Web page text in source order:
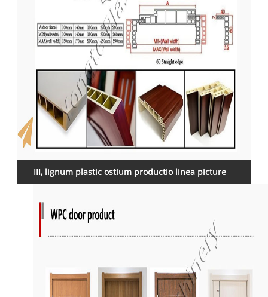
III, lignum plastic ostium productio linea picture